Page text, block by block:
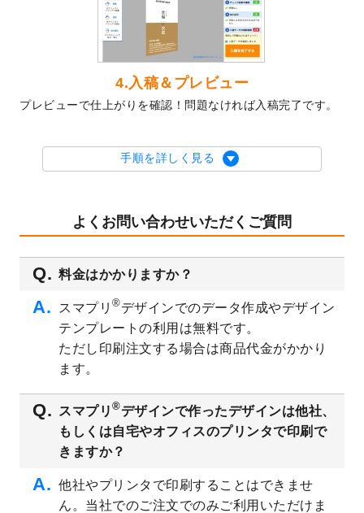
レート
を公開いたしました。
箔押し年賀状のデザインテンプレート
開いたしました。
クリアファイル、封筒、うちわにてオリジ
ナルデザインで作成できるようになりまし
た！
を公開いたしました。
2023/9/1
2024年版1月始まりのカレンダーデザイン
オリジナルサイズ、変型サイズで作成でき
るようになりました！
2023/8/18
チケットのデザインテンプレートを追加し
ました。
2023/8/7
【新商品】チケット
が作成できるようにな
りました！
美容・エステのチラシデザインテンプレー
トを追加しました。
いたしました。
2023/6/12
うちわのデザインテンプレート
を公開いた
しました。
を公開いたしました。
2023/5/9
書類カバー（見積書表紙）のデザインテン
4.入稿＆プレビュー
プレビューで仕上がりを確認！問題なければ入稿完了です。
手順を詳しく見る
よくお問い合わせいただくご質問
料金はかかりますか？
スマプリ ®デザインでのデータ作成やデザイン
テンプレートの利用は無料です。
ただし印刷注文する場合は商品代金がかかり
ます。
スマプリ ®デザインで作ったデザインは他社、
もしくは自宅やオフィスのプリンタで印刷で
きますか？
他社やプリンタで印刷することはできませ
ん。当社でのご注文でのみご利用いただけま